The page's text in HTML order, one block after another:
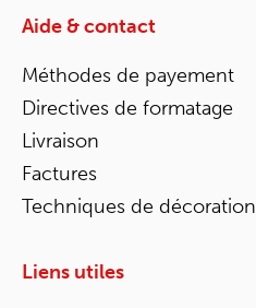
Aide & contact
Méthodes de payement
Directives de formatage
Livraison
Factures
Techniques de décoration
Liens utiles